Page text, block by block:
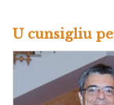
U cunsigliu